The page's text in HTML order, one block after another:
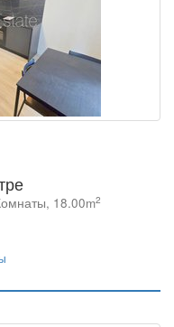
18.00m2